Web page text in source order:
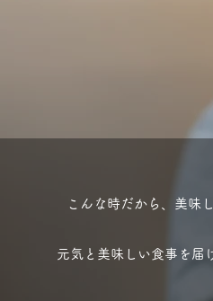
こんな時だから、美味
元気と美味しい食事を届